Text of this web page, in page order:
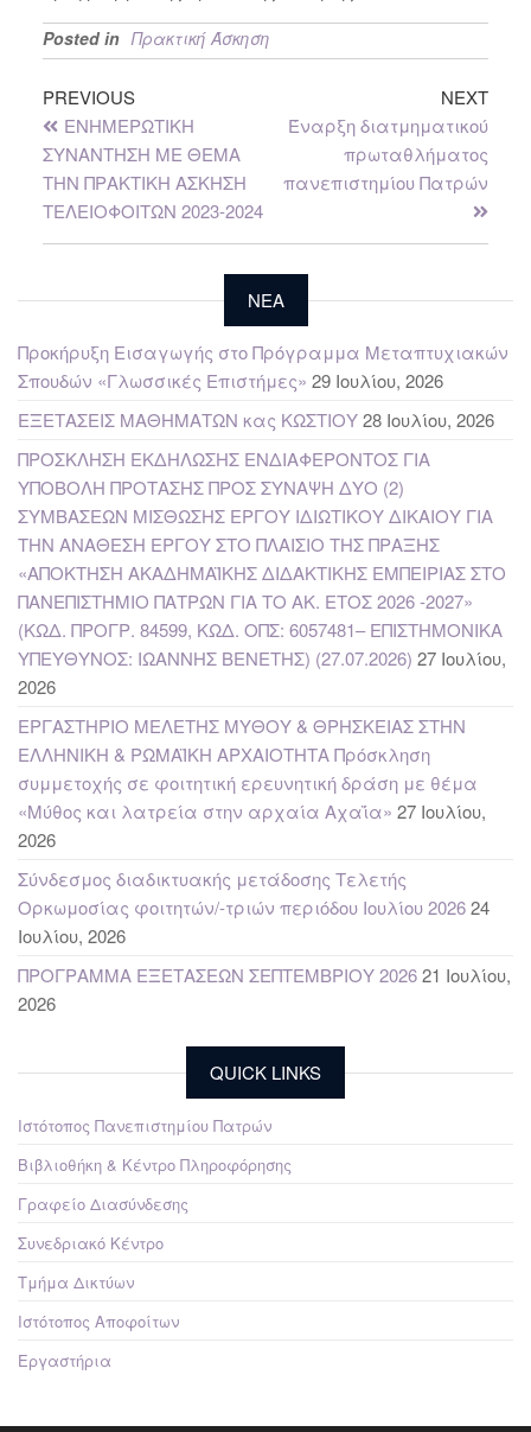
Posted in Πρακτική Άσκηση
PREVIOUS
ΕΝΗΜΕΡΩΤΙΚΗ
ΣΥΝΑΝΤΗΣΗ ΜΕ ΘΕΜΑ
ΤΗΝ ΠΡΑΚΤΙΚΗ ΑΣΚΗΣΗ
ΤΕΛΕΙΟΦΟΙΤΩΝ 2023-2024
NEXT
Έναρξη διατμηματικού
πρωταθλήματος
πανεπιστημίου Πατρών
NEA
Προκήρυξη Εισαγωγής στο Πρόγραμμα Μεταπτυχιακών
Σπουδών «Γλωσσικές Επιστήμες» 29 Ιουλίου, 2026
ΕΞΕΤΑΣΕΙΣ ΜΑΘΗΜΑΤΩΝ κας ΚΩΣΤΙΟΥ28 Ιουλίου, 2026
ΠΡΟΣΚΛΗΣΗ ΕΚΔΗΛΩΣΗΣ ΕΝΔΙΑΦΕΡΟΝΤΟΣ ΓΙΑ
ΥΠΟΒΟΛΗ ΠΡΟΤΑΣΗΣ ΠΡΟΣ ΣΥΝΑΨΗ ΔΥΟ (2)
ΣΥΜΒΑΣΕΩΝ ΜΙΣΘΩΣΗΣ ΕΡΓΟΥ ΙΔΙΩΤΙΚΟΥ ΔΙΚΑΙΟΥ ΓΙΑ
ΤΗΝ ΑΝΑΘΕΣΗ ΕΡΓΟΥ ΣΤΟ ΠΛΑΙΣΙΟ ΤΗΣ ΠΡΑΞΗΣ
«ΑΠΟΚΤΗΣΗ ΑΚΑΔΗΜΑΪΚΗΣ ΔΙΔΑΚΤΙΚΗΣ ΕΜΠΕΙΡΙΑΣ ΣΤΟ
ΠΑΝΕΠΙΣΤΗΜΙΟ ΠΑΤΡΩΝ ΓΙΑ ΤΟ ΑΚ. ΕΤΟΣ 2026 -2027»
(ΚΩΔ. ΠΡΟΓΡ. 84599, ΚΩΔ. ΟΠΣ: 6057481– ΕΠΙΣΤΗΜΟΝΙΚΑ
ΥΠΕΥΘΥΝΟΣ: ΙΩΑΝΝΗΣ ΒΕΝΕΤΗΣ) (27.07.2026) 27 Ιουλίου,
2026
ΕΡΓΑΣΤΗΡΙΟ ΜΕΛΕΤΗΣ ΜΥΘΟΥ & ΘΡΗΣΚΕΙΑΣ ΣΤΗΝ
ΕΛΛΗΝΙΚΗ & ΡΩΜΑΪΚΗ ΑΡΧΑΙΟΤΗΤΑ Πρόσκληση
συμμετοχής σε φοιτητική ερευνητική δράση με θέμα
«Μύθος και λατρεία στην αρχαία Αχαΐα» 27 Ιουλίου,
2026
Σύνδεσμος διαδικτυακής μετάδοσης Τελετής
Ορκωμοσίας φοιτητών/-τριών περιόδου Ιουλίου 202624
Ιουλίου, 2026
ΠΡΟΓΡΑΜΜΑ ΕΞΕΤΑΣΕΩΝ ΣΕΠΤΕΜΒΡΙΟΥ 202621 Ιουλίου,
2026
QUICK LINKS
Ιστότοπος Πανεπιστημίου Πατρών
Βιβλιοθήκη & Κέντρο Πληροφόρησης
Γραφείο Διασύνδεσης
Συνεδριακό Κέντρο
Τμήμα Δικτύων
Ιστότοπος Αποφοίτων
Εργαστήρια